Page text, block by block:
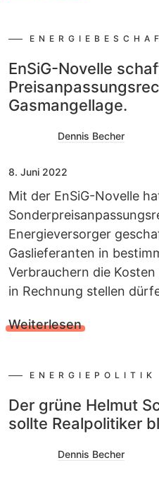
EnSiG-Novelle
Gasmangellage.
Dennis Becher
8. Juni 2022
Mit der EnSiG-Novelle
Energieversorger
Gaslieferanten in
Verbrauchern die
in Rechnung stellen
Weiterlesen
ENERGIEPOLITIK
Der grüne Helmut
sollte Realpolitiker
Dennis Becher